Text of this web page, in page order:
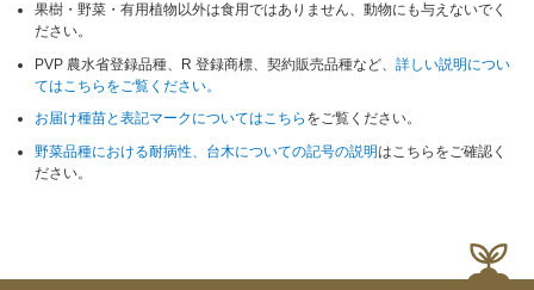
果樹・野菜・有用植物以外は食用ではありません、動物にも与えないでく
ださい。
PVP 農水省登録品種、R 登録商標、契約販売品種など、詳しい説明につい
てはこちらをご覧ください。
お届け種苗と表記マークについてはこちら をご覧ください。
野菜品種における耐病性、台木についての記号の説明はこちらをご確認く
ださい。